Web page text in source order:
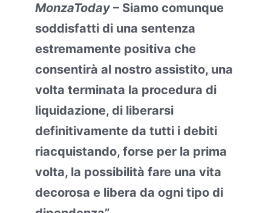
MonzaToday – Siamo comunque
soddisfatti di una sentenza
estremamente positiva che
consentirà al nostro assistito, una
volta terminata la procedura di
liquidazione, di liberarsi
definitivamente da tutti i debiti
riacquistando, forse per la prima
volta, la possibilità fare una vita
decorosa e libera da ogni tipo di